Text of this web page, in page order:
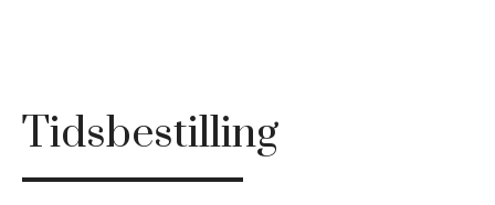
Tidsbestilling